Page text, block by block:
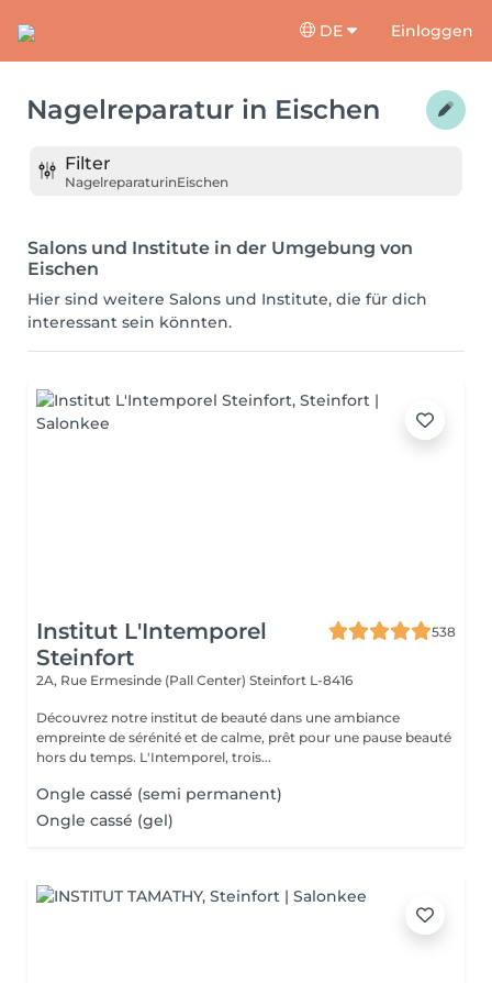
DE Einloggen
Nagelreparatur in Eischen
Filter
NagelreparaturinEischen
Salons und Institute in der Umgebung von
Eischen
Hier sind weitere Salons und Institute, die für dich
interessant sein könnten.
Institut L'Intemporel
Steinfort
538
2A, Rue Ermesinde (Pall Center) Steinfort L-8416
Découvrez notre institut de beauté dans une ambiance
empreinte de sérénité et de calme, prêt pour une pause beauté
hors du temps. L'Intemporel, trois...
Ongle cassé (semi permanent)
Ongle cassé (gel)